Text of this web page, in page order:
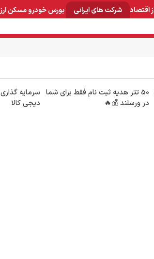
اقتصاد شرکت های ایرانی بورسخودرومسکن
50 تتر هدیه ثبت نام فقط برای شما
در ورسلند 💰🔥
سرمایه
دیجی کالا